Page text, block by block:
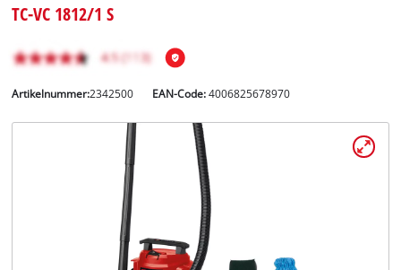
TC-VC 1812/1 S
Artikelnummer:2342500 EAN-Code:4006825678970